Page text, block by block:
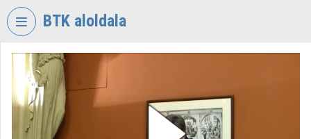
Skip header
BTK aloldala
VIDEO TORIUM
RESEARCH
CENTRE
FOR